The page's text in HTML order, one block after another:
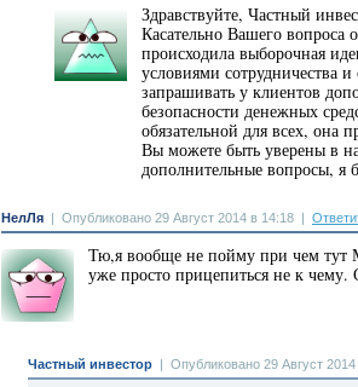
Здравствуйте, Частный
Касательно Вашего вопроса
происходила выборочная
условиями сотрудничества
запрашивать у клиентов
безопасности денежных
обязательной для всех, она
Вы можете быть уверены в
дополнительные вопросы, я
НелЛя | Опубликовано 29 Август 2014 в 14:18 |
Тю,я вообще не пойму при чем тут
уже просто прицепиться не к
Частный инвестор | Опубликовано 29 Август